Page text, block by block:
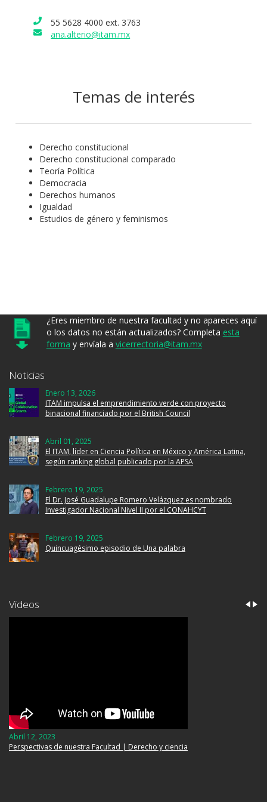
derecho
(SCJN, 2019).
55 5628 4000 ext. 3763
ana.alterio@itam.mx
Temas de interés
Derecho constitucional
Derecho constitucional comparado
Teoría Política
Democracia
Derechos humanos
Igualdad
Estudios de género y feminismos
¿Eres miembro de nuestra facultad y no apareces aquí
o los datos no están actualizados? Completa esta
forma y envíala a vicerrectoria@itam.mx
Noticias
Enero 13, 2026
ITAM impulsa el emprendimiento verde con proyecto
binacional financiado por el British Council
Abril 01, 2025
El ITAM, líder en Ciencia Política en México y América Latina,
según ranking global publicado por la APSA
Febrero 19, 2025
El Dr. José Guadalupe Romero Velázquez es nombrado
Investigador Nacional Nivel II por el CONAHCYT
Febrero 19, 2025
Quincuagésimo episodio de Una palabra
Videos
Abril 12, 2023
Perspectivas de nuestra Facultad | Derecho y ciencia